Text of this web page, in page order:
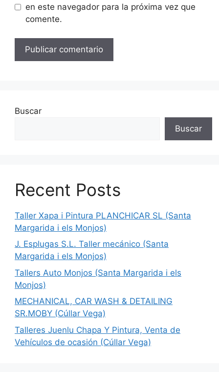
en este navegador para la próxima vez que
comente.
Buscar
Buscar
Recent Posts
Taller Xapa i Pintura PLANCHICAR SL (Santa
Margarida i els Monjos)
J. Esplugas S.L. Taller mecánico (Santa
Margarida i els Monjos)
Tallers Auto Monjos (Santa Margarida i els
Monjos)
MECHANICAL, CAR WASH & DETAILING
SR.MOBY (Cúllar Vega)
Talleres Juenlu Chapa Y Pintura, Venta de
Vehículos de ocasión (Cúllar Vega)